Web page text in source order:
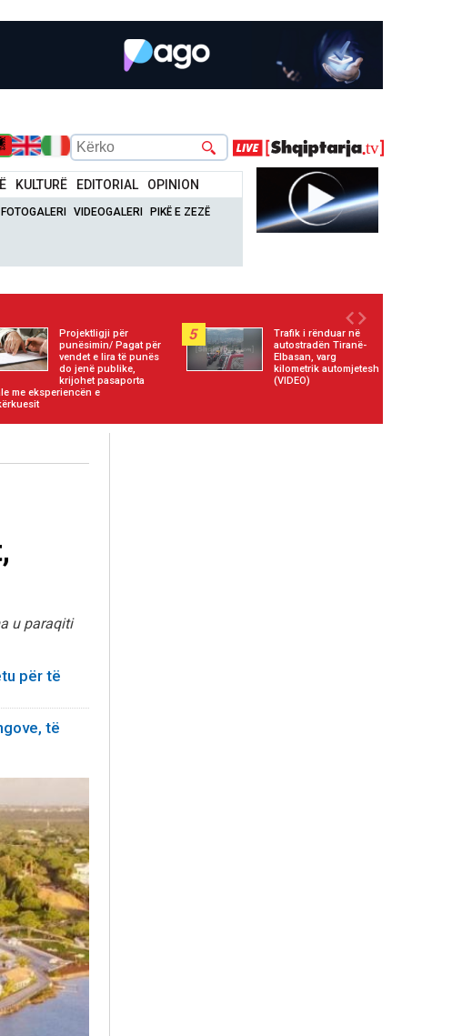
KULTURË EDITORIAL OPINION
FOTOGALERI VIDEOGALERI PIKË E ZEZË
Projektligji për
punësimin/ Pagat për
vendet e lira të punës
do jenë publike,
krijohet pasaporta
me eksperiencën e
5
Trafik i rënduar në
autostradën Tiranë-
Elbasan, varg
kilometrik automjetesh
(VIDEO)
u paraqiti
për të
të